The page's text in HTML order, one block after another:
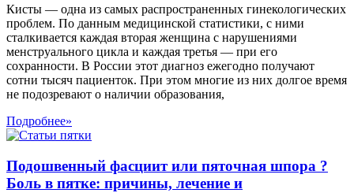
Кисты — одна из самых распространенных гинекологических
проблем. По данным медицинской статистики, с ними
сталкивается каждая вторая женщина с нарушениями
менструального цикла и каждая третья — при его
сохранности. В России этот диагноз ежегодно получают
сотни тысяч пациенток. При этом многие из них долгое время
не подозревают о наличии образования,
Подробнее»
Подошвенный фасциит или пяточная шпора ?
Боль в пятке: причины, лечение и